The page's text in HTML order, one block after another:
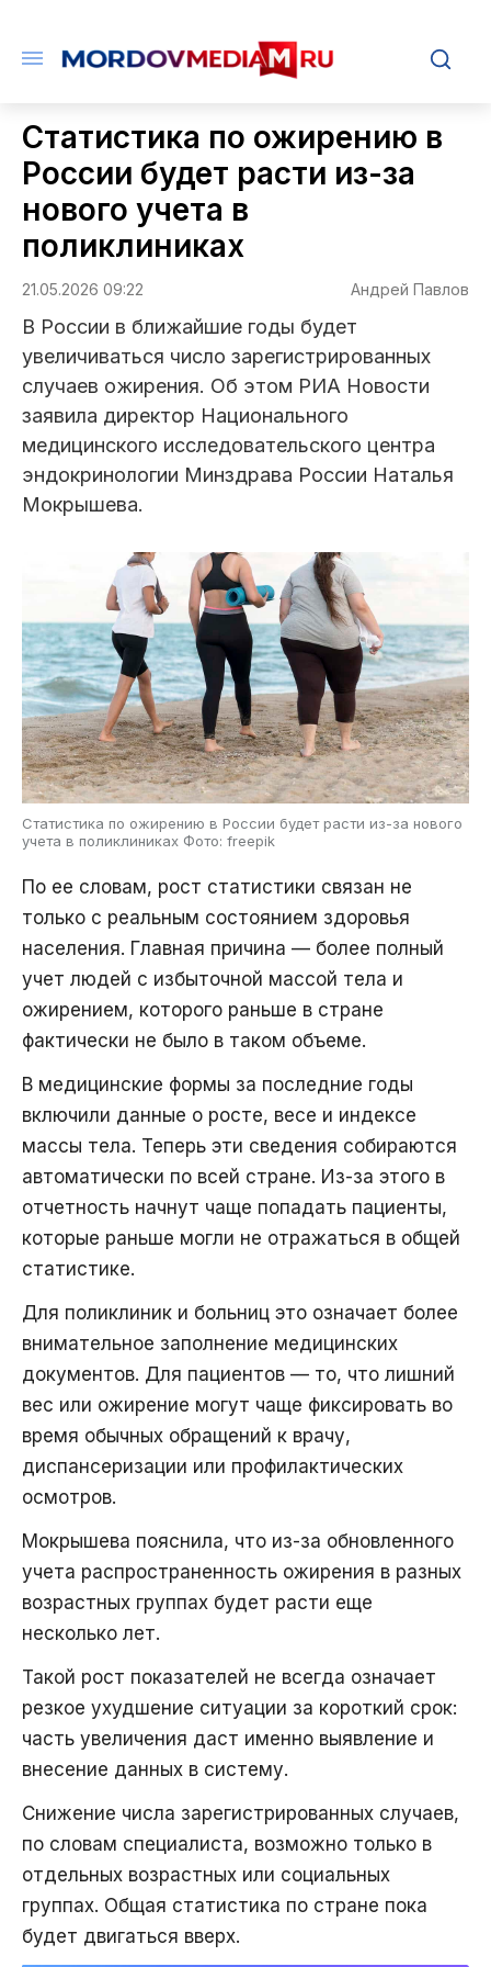
Статистика по ожирению в
России будет расти из-за
нового учета в
поликлиниках
21.05.2026 09:22 Андрей Павлов
В России в ближайшие годы будет
увеличиваться число зарегистрированных
случаев ожирения. Об этом РИА Новости
заявила директор Национального
медицинского исследовательского центра
эндокринологии Минздрава России Наталья
Мокрышева.
Статистика по ожирению в России будет расти из-за нового
учета в поликлиниках Фото: freepik
По ее словам, рост статистики связан не
только с реальным состоянием здоровья
населения. Главная причина — более полный
учет людей с избыточной массой тела и
ожирением, которого раньше в стране
фактически не было в таком объеме.
В медицинские формы за последние годы
включили данные о росте, весе и индексе
массы тела. Теперь эти сведения собираются
автоматически по всей стране. Из-за этого в
отчетность начнут чаще попадать пациенты,
которые раньше могли не отражаться в общей
статистике.
Для поликлиник и больниц это означает более
внимательное заполнение медицинских
документов. Для пациентов — то, что лишний
вес или ожирение могут чаще фиксировать во
время обычных обращений к врачу,
диспансеризации или профилактических
осмотров.
Мокрышева пояснила, что из-за обновленного
учета распространенность ожирения в разных
возрастных группах будет расти еще
несколько лет.
Такой рост показателей не всегда означает
резкое ухудшение ситуации за короткий срок:
часть увеличения даст именно выявление и
внесение данных в систему.
Снижение числа зарегистрированных случаев,
по словам специалиста, возможно только в
отдельных возрастных или социальных
группах. Общая статистика по стране пока
будет двигаться вверх.